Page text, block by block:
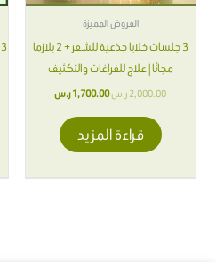
العروض المميزة
3 جلسات خلايا جذعية للشعر + 2 بلازما
مجانًا | علاج للفراغات والتكثيف
2,000.00ر.س1,700.00ر.س
قراءة المزيد